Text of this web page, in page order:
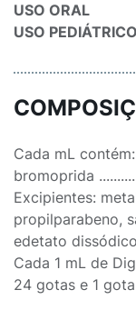
USO ORAL
USO
Cada mL contém:
bromoprida
Excipientes:
propilparabeno,
edetato
Cada 1 mL de
24 gotas e 1